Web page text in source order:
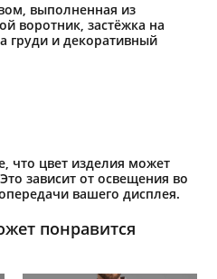
выполненная из
воротник, застёжка на
груди и декоративный
цвет изделия может
зависит от освещения во
вашего дисплея.
понравится